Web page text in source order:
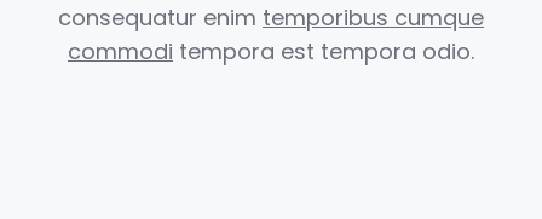
consequatur enim temporibus cumque
commodi tempora est tempora odio.